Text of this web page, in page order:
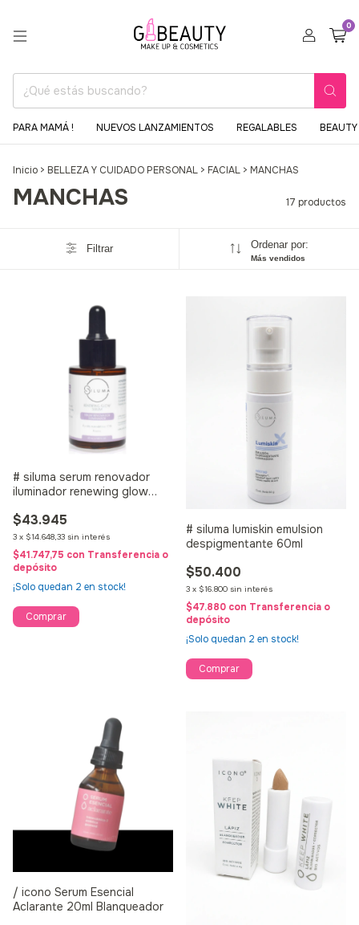
0
PARA MAMÁ ! NUEVOS LANZAMIENTOS REGALABLES
Inicio > BELLEZA Y CUIDADO PERSONAL > FACIAL > MANCHAS
MANCHAS 17 productos
Filtrar Ordenar por:
Más vendidos
# siluma serum renovador
iluminador renewing glow
$43.945
3 x $14.648,33 sin interés
$41.747,75 con Transferencia o
depósito
¡Solo quedan 2 en stock!
# siluma lumiskin emulsion
despigmentante 60ml
$50.400
3 x $16.800 sin interés
$47.880 con Transferencia o
depósito
¡Solo quedan 2 en stock!
/ icono Serum Esencial
Aclarante 20ml Blanqueador